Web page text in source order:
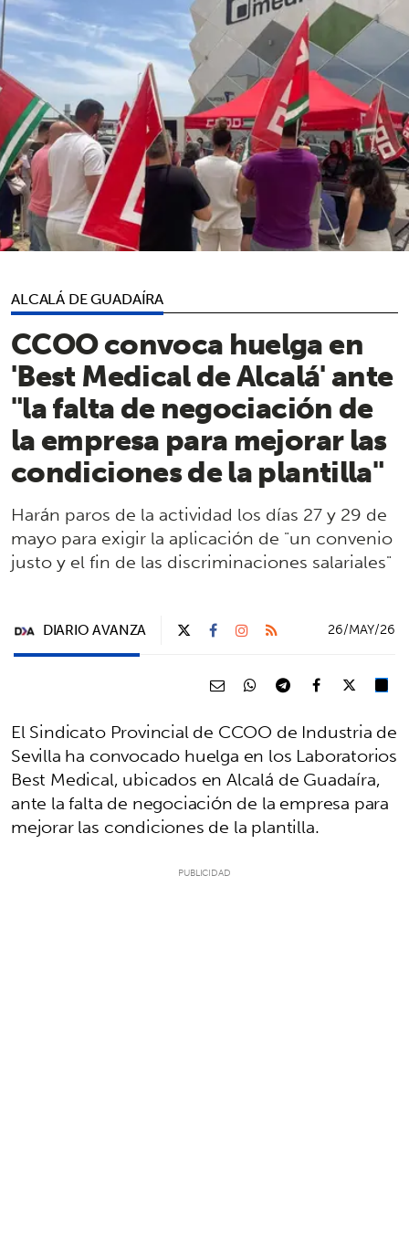
ALCALÁ DE GUADAÍRA
CCOO convoca huelga en
'Best Medical de Alcalá' ante
"la falta de negociación de
la empresa para mejorar las
condiciones de la plantilla"
Harán paros de la actividad los días 27 y 29 de
mayo para exigir la aplicación de "un convenio
justo y el fin de las discriminaciones salariales"
DIARIO AVANZA 26/MAY/26
El Sindicato Provincial de CCOO de Industria de
Sevilla ha convocado huelga en los Laboratorios
Best Medical, ubicados en Alcalá de Guadaíra,
ante la falta de negociación de la empresa para
mejorar las condiciones de la plantilla.